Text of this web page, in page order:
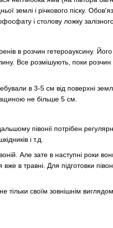
землі і річкового піску.
і столову ложку
в розчин гетероауксину. Його
Все розмішують, поки
в 3-5 см від поверхні
не більше 5 см.
півонії потрібен
і т.д.
Але зате в наступні роки
в травні. Для підготовки
тільки своїм зовнішнім